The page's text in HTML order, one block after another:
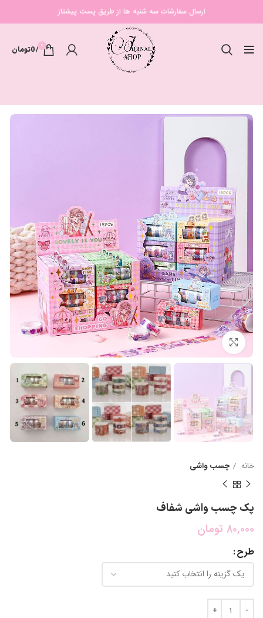
ارسال سفارشات سه شنبه ها از طریق پست پیشتاز
0
/
0تومان
بزرگنمایی تصویر
خانه چسب واشی
پک چسب واشی شفاف
80,000 تومان
طرح